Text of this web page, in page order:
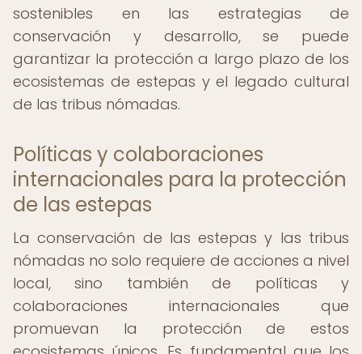
sostenibles en las estrategias de
conservación y desarrollo, se puede
garantizar la protección a largo plazo de los
ecosistemas de estepas y el legado cultural
de las tribus nómadas.
Políticas y colaboraciones
internacionales para la protección
de las estepas
La conservación de las estepas y las tribus
nómadas no solo requiere de acciones a nivel
local, sino también de políticas y
colaboraciones internacionales que
promuevan la protección de estos